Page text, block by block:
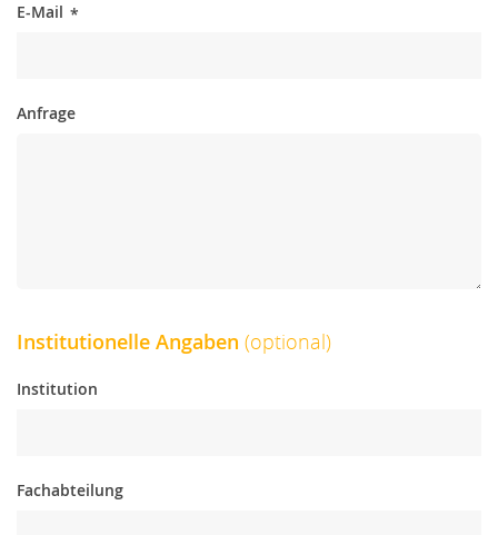
E-Mail *
Anfrage
Institutionelle Angaben (optional)
Institution
Fachabteilung